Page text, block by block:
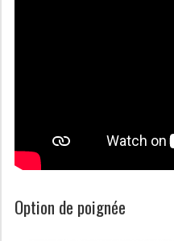
Option de poignée